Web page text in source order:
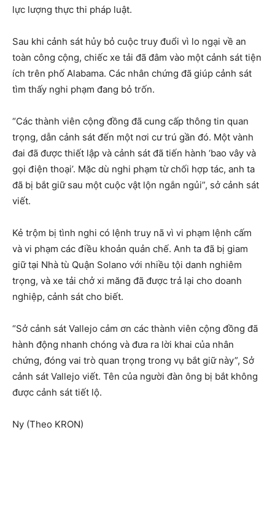
lực lượng thực thi pháp luật.
Sau khi cảnh sát hủy bỏ cuộc truy đuổi vì lo ngại về an
toàn công cộng, chiếc xe tải đã đâm vào một cảnh sát tiện
ích trên phố Alabama. Các nhân chứng đã giúp cảnh sát
tìm thấy nghi phạm đang bỏ trốn.
“Các thành viên cộng đồng đã cung cấp thông tin quan
trọng, dẫn cảnh sát đến một nơi cư trú gần đó. Một vành
đai đã được thiết lập và cảnh sát đã tiến hành ‘bao vây và
gọi điện thoại’. Mặc dù nghi phạm từ chối hợp tác, anh ta
đã bị bắt giữ sau một cuộc vật lộn ngắn ngủi”, sở cảnh sát
viết.
Kẻ trộm bị tình nghi có lệnh truy nã vì vi phạm lệnh cấm
và vi phạm các điều khoản quản chế. Anh ta đã bị giam
giữ tại Nhà tù Quận Solano với nhiều tội danh nghiêm
trọng, và xe tải chở xi măng đã được trả lại cho doanh
nghiệp, cảnh sát cho biết.
“Sở cảnh sát Vallejo cảm ơn các thành viên cộng đồng đã
hành động nhanh chóng và đưa ra lời khai của nhân
chứng, đóng vai trò quan trọng trong vụ bắt giữ này”, Sở
cảnh sát Vallejo viết. Tên của người đàn ông bị bắt không
được cảnh sát tiết lộ.
Ny (Theo KRON)